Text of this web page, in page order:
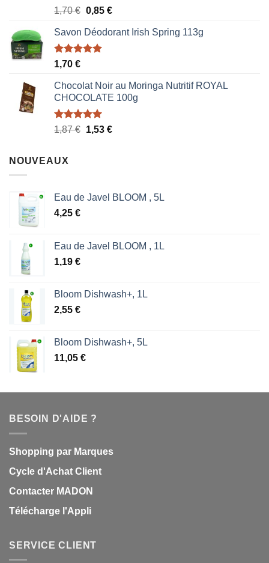
Note5.00
sur 5
1,70€ Le
initial
était :
0,85 €Le
actuel
Savon Déodorant Irish Spring 113g
Note5.00
sur 5
1,70 €
Chocolat Noir au Moringa Nutritif ROYAL
CHOCOLATE 100g
Note5.00
sur 5
1,87€ Le
1,53 €Le
NOUVEAUX
Eau de Javel BLOOM , 5L
4,25 €
Eau de Javel BLOOM , 1L
1,19 €
Bloom Dishwash+, 1L
2,55 €
Bloom Dishwash+, 5L
11,05 €
BESOIN D'AIDE ?
Shopping par Marques
Cycle d'Achat Client
Contacter MADON
Télécharge l'Appli
SERVICE CLIENT